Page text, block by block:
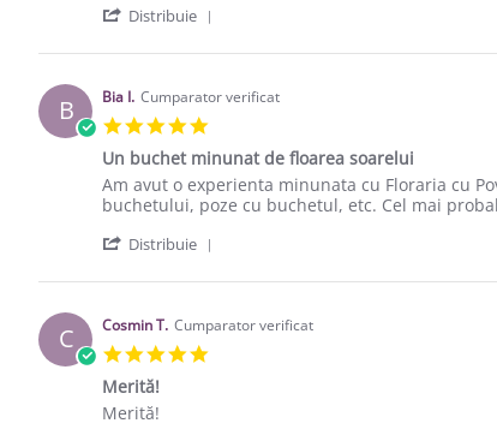
Distribuie
B Bia I. Cumparator verificat
5.0 star rating
Un buchet minunat de floarea soarelui
Review by Bia I. on 7 Jul 2019
review stating Un buchet minunat de floarea
Am avut o experienta minunata cu Floraria cu
buchetului, poze cu buchetul, etc. Cel mai
Distribuie
C Cosmin T. Cumparator verificat
5.0 star rating
Merită!
Review by Cosmin T. on 13 Jun 2018
review stating Merită!
Merită!